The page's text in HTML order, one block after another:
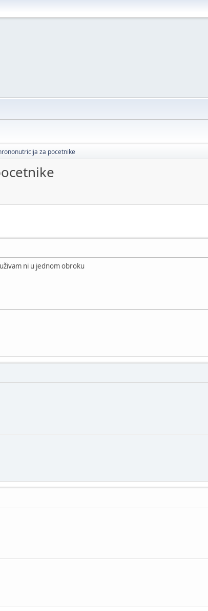
za pocetnike
ni u jednom obroku